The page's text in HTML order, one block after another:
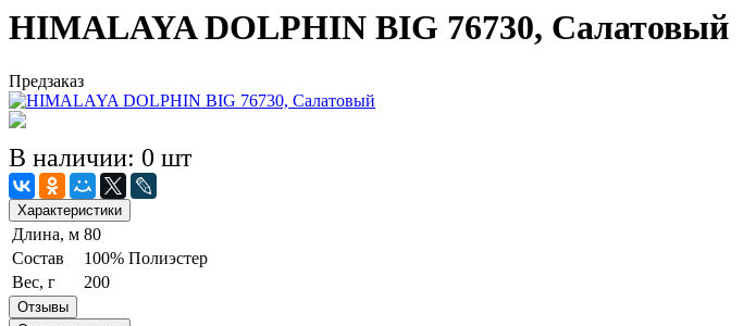
HIMALAYA DOLPHIN BIG 76730, Салатовый
Предзаказ
В наличии: 0 шт
Характеристики
Длина, м 80
Состав
100% Полиэстер
Вес, г
200
Отзывы